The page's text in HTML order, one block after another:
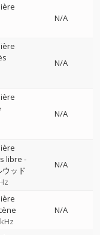
N/A
N/A
N/A
libre -
ウッド
N/A
N/A